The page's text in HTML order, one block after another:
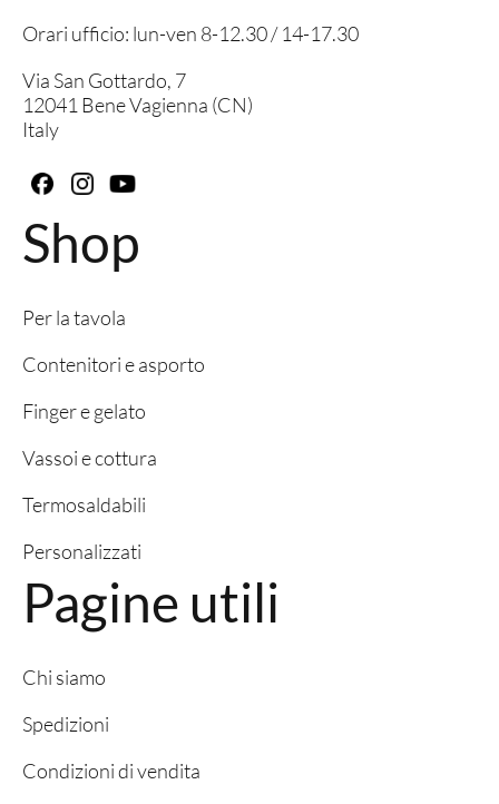
Orari ufficio: lun-ven 8-12.30 / 14-17.30
Via San Gottardo, 7
12041 Bene Vagienna (CN)
Italy
Shop
Per la tavola
Contenitori e asporto
Finger e gelato
Vassoi e cottura
Termosaldabili
Personalizzati
Pagine utili
Chi siamo
Spedizioni
Condizioni di vendita